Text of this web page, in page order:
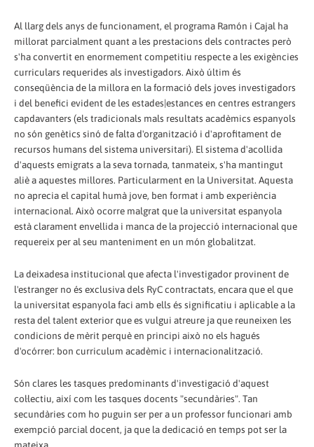
Al llarg dels anys de funcionament, el programa Ramón i Cajal ha
millorat parcialment quant a les prestacions dels contractes però
s'ha convertit en enormement competitiu respecte a les exigències
curriculars requerides als investigadors. Això últim és
conseqüència de la millora en la formació dels joves investigadors
i del benefici evident de les estades|estances en centres estrangers
capdavanters (els tradicionals mals resultats acadèmics espanyols
no són genètics sinó de falta d'organització i d'aprofitament de
recursos humans del sistema universitari). El sistema d'acollida
d'aquests emigrats a la seva tornada, tanmateix, s'ha mantingut
aliè a aquestes millores. Particularment en la Universitat. Aquesta
no aprecia el capital humà jove, ben format i amb experiència
internacional. Això ocorre malgrat que la universitat espanyola
està clarament envellida i manca de la projecció internacional que
requereix per al seu manteniment en un món globalitzat.
La deixadesa institucional que afecta l'investigador provinent de
l'estranger no és exclusiva dels RyC contractats, encara que el que
la universitat espanyola faci amb ells és significatiu i aplicable a la
resta del talent exterior que es vulgui atreure ja que reuneixen les
condicions de mèrit perquè en principi això no els hagués
d'ocórrer: bon curriculum acadèmic i internacionalització.
Són clares les tasques predominants d'investigació d'aquest
col·lectiu, així com les tasques docents "secundàries". Tan
secundàries com ho puguin ser per a un professor funcionari amb
exempció parcial docent, ja que la dedicació en temps pot ser la
mateixa.